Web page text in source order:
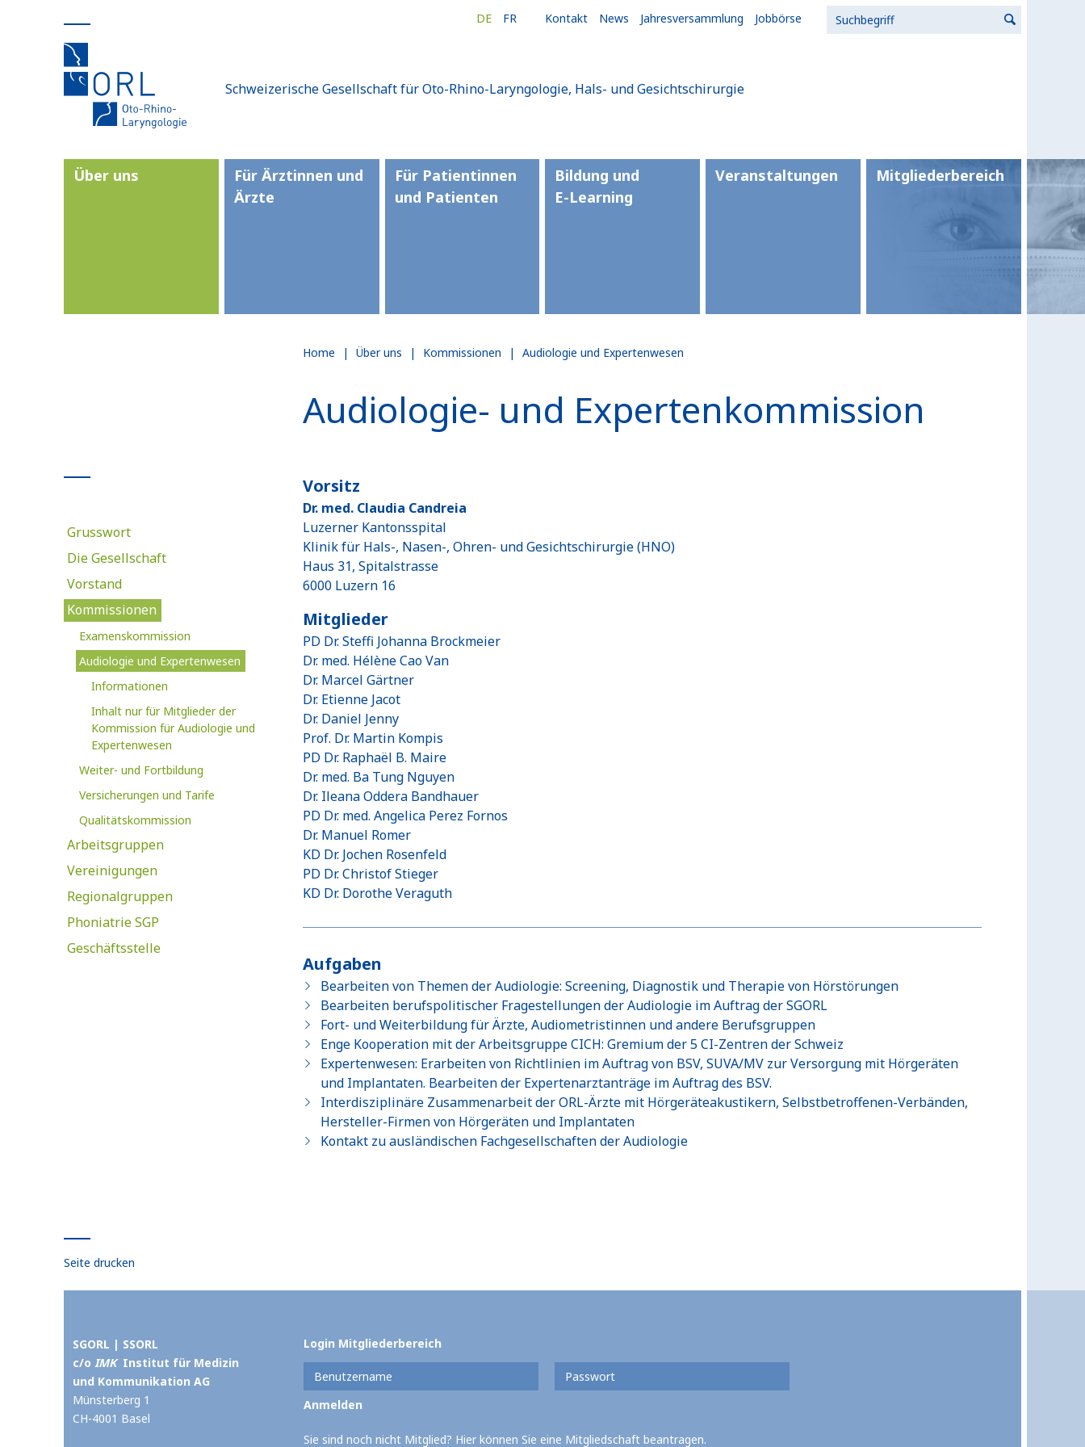
Kontakt News Jahresversammlung Jobbörse
DE FR
Schweizerische Gesellschaft für Oto-Rhino-Laryngologie, Hals- und Gesichtschirurgie
Über uns
Für Ärztinnen und
Ärzte
Für Patientinnen
und Patienten
Bildung und
E-Learning
Veranstaltungen Mitgliederbereich
Grusswort
Die Gesellschaft
Vorstand
Kommissionen
Examenskommission
Audiologie und Expertenwesen
Informationen
Inhalt nur für Mitglieder der
Kommission für Audiologie und
Expertenwesen
Weiter- und Fortbildung
Versicherungen und Tarife
Qualitätskommission
Arbeitsgruppen
Vereinigungen
Regionalgruppen
Phoniatrie SGP
Geschäftsstelle
Home | Über uns | Kommissionen | Audiologie und Expertenwesen
Audiologie- und Expertenkommission
Vorsitz
Dr. med. Claudia Candreia
Luzerner Kantonsspital
Klinik für Hals-, Nasen-, Ohren- und Gesichtschirurgie (HNO)
Haus 31, Spitalstrasse
6000 Luzern 16
Mitglieder
PD Dr. Steffi Johanna Brockmeier
Dr. med. Hélène Cao Van
Dr. Marcel Gärtner
Dr. Etienne Jacot
Dr. Daniel Jenny
Prof. Dr. Martin Kompis
PD Dr. Raphaël B. Maire
Dr. med. Ba Tung Nguyen
Dr. Ileana Oddera Bandhauer
PD Dr. med. Angelica Perez Fornos
Dr. Manuel Romer
KD Dr. Jochen Rosenfeld
PD Dr. Christof Stieger
KD Dr. Dorothe Veraguth
Aufgaben
Bearbeiten von Themen der Audiologie: Screening, Diagnostik und Therapie von Hörstörungen
Bearbeiten berufspolitischer Fragestellungen der Audiologie im Auftrag der SGORL
Fort- und Weiterbildung für Ärzte, Audiometristinnen und andere Berufsgruppen
Enge Kooperation mit der Arbeitsgruppe CICH: Gremium der 5 CI-Zentren der Schweiz
Expertenwesen: Erarbeiten von Richtlinien im Auftrag von BSV, SUVA/MV zur Versorgung mit Hörgeräten
und Implantaten. Bearbeiten der Expertenarztanträge im Auftrag des BSV.
Interdisziplinäre Zusammenarbeit der ORL-Ärzte mit Hörgeräteakustikern, Selbstbetroffenen-Verbänden,
Hersteller-Firmen von Hörgeräten und Implantaten
Kontakt zu ausländischen Fachgesellschaften der Audiologie
Seite drucken
SGORL | SSORL
c/o IMKInstitut für Medizin
und Kommunikation AG
Münsterberg 1
CH-4001 Basel
Login Mitgliederbereich
Sie sind noch nicht Mitglied? Hier können Sie eine Mitgliedschaft beantragen.